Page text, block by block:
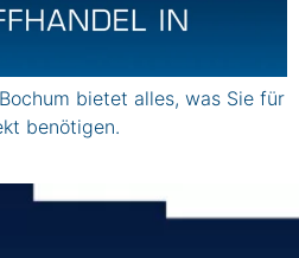
bietet alles, was Sie für
benötigen.